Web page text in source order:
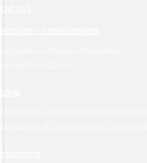
civil
– recensement
sur les listes électorales
citoyen
d’occupation du domaine
de stationnement pour un